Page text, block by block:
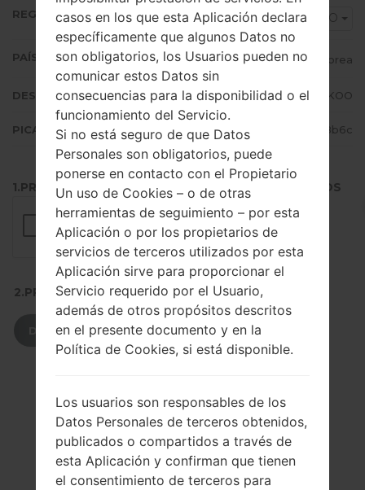
REGIÓN KOO
PAÍS (UN/EL PAÍS) Korea
DESCRIPCIÓN KOO
PICADILLO ca4c9c6fa7b16a727411067966b8b6c
1.PRESIONE EL BOTÓN PARA CARGAR LOS ARCHIVOS
2.PRESIONE PARA DESCARGAR
DESCARGAR
casos en los que esta Aplicación declara
específicamente que algunos Datos no
son obligatorios, los Usuarios pueden no
comunicar estos Datos sin
consecuencias para la disponibilidad o el
funcionamiento del Servicio.
Si no está seguro de que Datos
Personales son obligatorios, puede
ponerse en contacto con el Propietario
Un uso de Cookies – o de otras
herramientas de seguimiento – por esta
Aplicación o por los propietarios de
servicios de terceros utilizados por esta
Aplicación sirve para proporcionar el
Servicio requerido por el Usuario,
además de otros propósitos descritos
en el presente documento y en la
Política de Cookies, si está disponible.
Los usuarios son responsables de los
Datos Personales de terceros obtenidos,
publicados o compartidos a través de
esta Aplicación y confirman que tienen
el consentimiento de terceros para